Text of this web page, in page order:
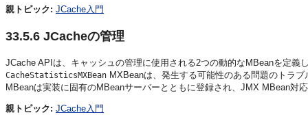
親トピック: JCache入門
33.5.6 JCacheの管理
JCache APIは、キャッシュの管理に使用される2つの動的なMBeanを定義
CacheStatisticsMXBean MXBeanは、発生する可能性のある問題のトラ
MBeanは実装に固有のMBeanサーバーとともに登録され、JMX MBean対
親トピック: JCache入門